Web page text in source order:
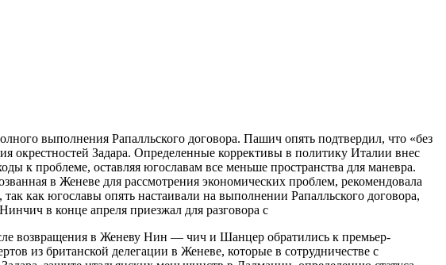
выполнения Рапалльского договора. Пашич опять подтвердил, что «без
окрестностей Задара. Определенные коррективы в политику Италии внес
к проблеме, оставляя югославам все меньше пространства для маневра.
в Женеве для рассмотрения экономических проблем, рекомендовала
как югославы опять настаивали на выполнении Рапалльского договора,
в конце апреля приезжал для разговора с
возвращения в Женеву Нин — чич и Шанцер обратились к премьер-
из британской делегации в Женеве, которые в сотрудничестве с